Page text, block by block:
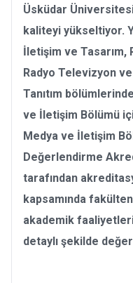
Üsküdar
kaliteyi yükseltiyor.
İletişim ve Tasarım,
Radyo Televizyon
Tanıtım
ve İletişim Bölümü
Medya ve İletişim
Değerlendirme
tarafından
kapsamında
akademik
detaylı şekilde